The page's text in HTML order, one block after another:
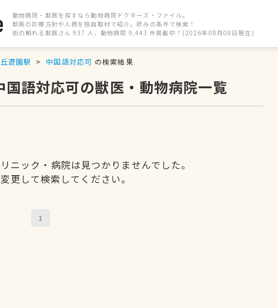
動物病院・獣医を探すなら動物病院ドクターズ・ファイル。
獣医の診療方針や人柄を独自取材で紹介。好みの条件で検索！
街の頼れる獣医さん 937 人、動物病院 9,443 件掲載中！(2026年08月08日現在)
遊園駅 中国語対応可 の検索結果
語対応可の獣医・動物病院一覧
ニック・病院は見つかりませんでした。
更して検索してください。
1